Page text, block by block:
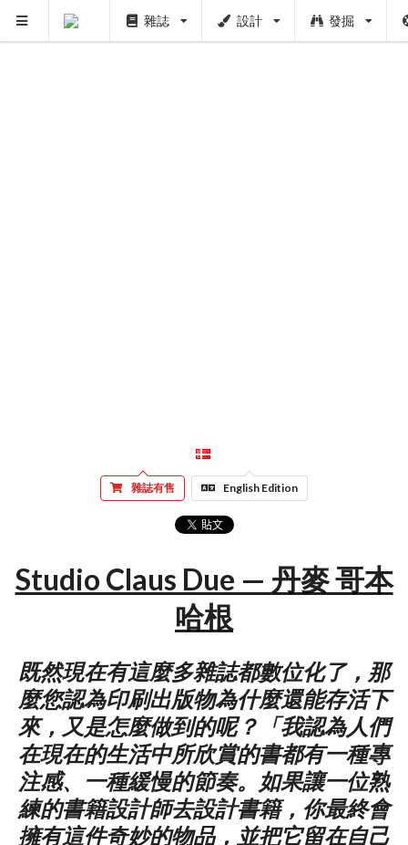
雜誌 設計 發掘
雜誌有售 English Edition
Studio Claus Due — 丹麥 哥本
哈根
既然現在有這麼多雜誌都數位化了，那
麼您認為印刷出版物為什麼還能存活下
來，又是怎麼做到的呢？「我認為人們
在現在的生活中所欣賞的書都有一種專
注感、一種緩慢的節奏。如果讓一位熟
練的書籍設計師去設計書籍，你最終會
擁有這件奇妙的物品，並把它留在自己